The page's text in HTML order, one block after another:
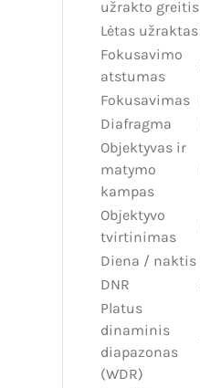
užrakto greitis
Lėtas užraktas
Fokusavimo
atstumas
Fokusavimas
Diafragma
Objektyvas ir
matymo
kampas
Objektyvo
tvirtinimas
Diena / naktis
DNR
Platus
dinaminis
diapazonas
(WDR)